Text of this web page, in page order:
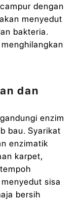
dengan
menyedut
bakteria.
dan
enzim
bau. Syarikat
enzimatik
karpet,
sisa
bersih